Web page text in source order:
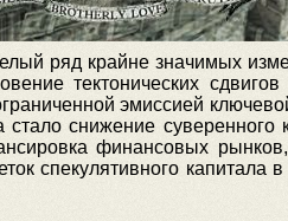
ряд крайне значимых
тектонических
эмиссией
стало снижение
финансовых
спекулятивного